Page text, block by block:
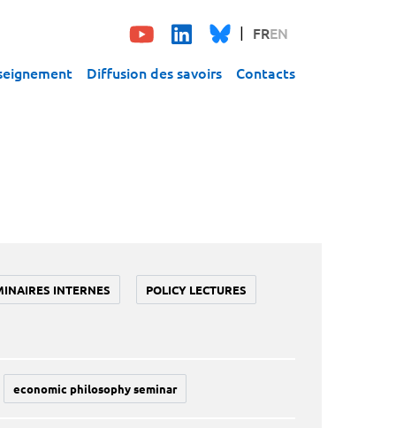
FREN
Diffusion des savoirs Contacts
INTERNES POLICY LECTURES
economic philosophy seminar